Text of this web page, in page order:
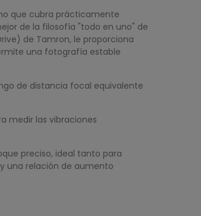
que cubra prácticamente
de la filosofía "todo en uno" de
de Tamron, le proporciona
una fotografía estable
de distancia focal equivalente
medir las vibraciones
preciso, ideal tanto para
una relación de aumento